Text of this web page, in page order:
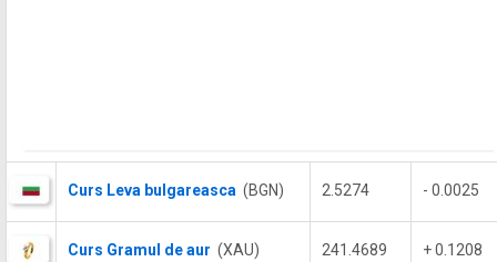
Curs Leva bulgareasca (BGN) 2.5274 - 0.0025
Curs Gramul de aur (XAU) 241.4689 + 0.1208